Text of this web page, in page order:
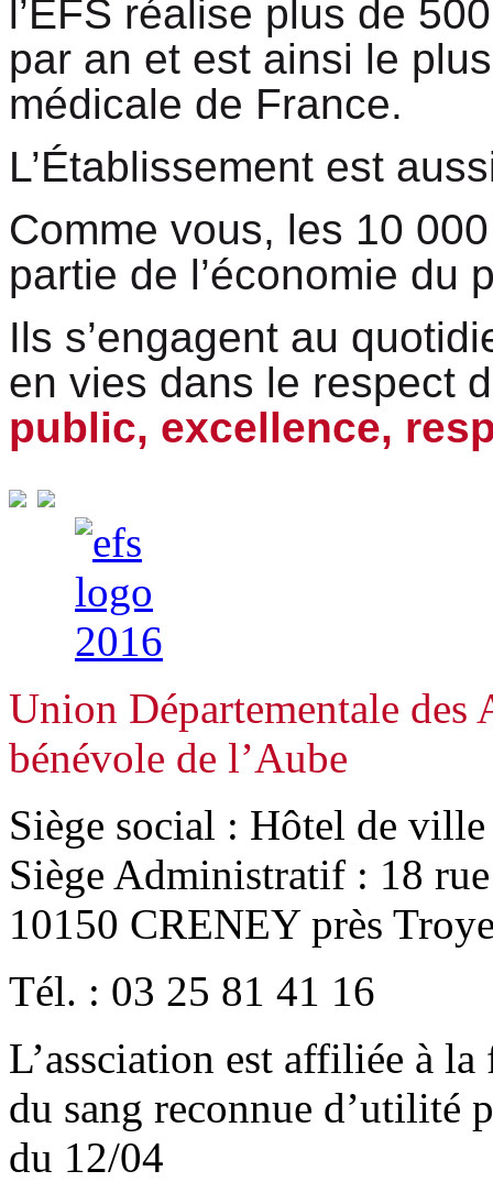
l’EFS réalise plus de
par an et est ainsi le
médicale de France.
L’Établissement est
Comme vous, les 10
partie de l’économie du
Ils s’engagent au
en vies dans le respect
public, excellence,
Union Départementale des
bénévole de l’Aube
Siège social : Hôtel de
Siège Administratif : 18 rue
10150 CRENEY près
Tél. : 03 25 81 41 16
L’assciation est affiliée à
du sang reconnue d’utilité
du 12/04